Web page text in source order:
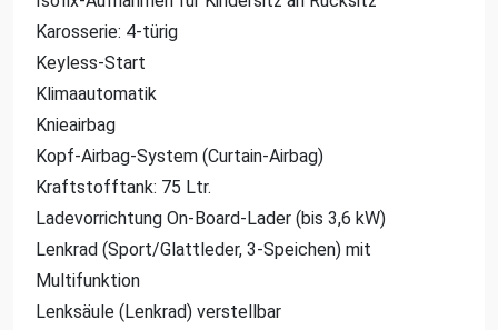
Karosserie: 4-türig
Keyless-Start
Klimaautomatik
Knieairbag
Kopf-Airbag-System (Curtain-Airbag)
Kraftstofftank: 75 Ltr.
Ladevorrichtung On-Board-Lader (bis 3,6 kW)
Lenkrad (Sport/Glattleder, 3-Speichen) mit
Multifunktion
Lenksäule (Lenkrad) verstellbar